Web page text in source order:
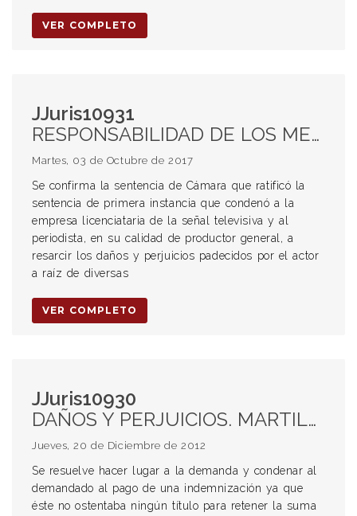
VER COMPLETO
JJuris10931
RESPONSABILIDAD DE LOS MEDIOS DE PRENSA. Cita de la fuente. Referencia genérica. Insuficiencia.
Martes, 03 de Octubre de 2017
Se confirma la sentencia de Cámara que ratificó la
sentencia de primera instancia que condenó a la
empresa licenciataria de la señal televisiva y al
periodista, en su calidad de productor general, a
resarcir los daños y perjuicios padecidos por el actor
a raíz de diversas
VER COMPLETO
JJuris10930
DAÑOS Y PERJUICIOS. MARTILLERO. RESERVA INMOBILIARIA. Inmueble. Retención indebida. Enriquecimiento sin causa.
Jueves, 20 de Diciembre de 2012
Se resuelve hacer lugar a la demanda y condenar al
demandado al pago de una indemnización ya que
éste no ostentaba ningún título para retener la suma